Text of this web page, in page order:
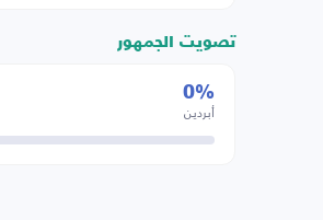
تصويت الجمهور
0%
أبردين